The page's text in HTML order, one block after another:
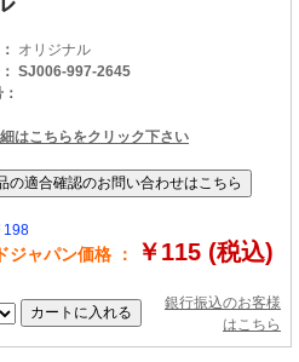
オリジナル
SJ006-997-2645
はこちらをクリック下さい
198
ジャパン価格 ： ￥115 (税込)
銀行振込のお客様
はこちら